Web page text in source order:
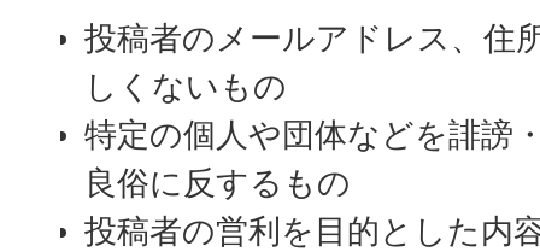
投稿者のメールアドレス、住
しくないもの
特定の個人や団体などを誹謗
良俗に反するもの
投稿者の営利を目的とした内